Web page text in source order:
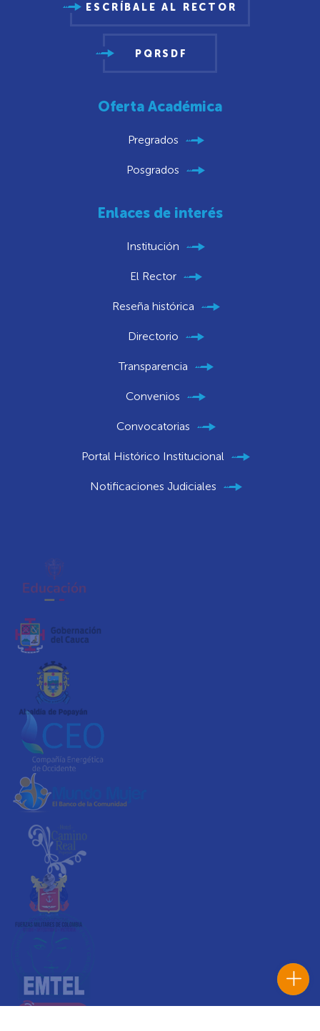
ESCRÍBALE AL RECTOR
PQRSDF
Oferta Académica
Pregrados
Posgrados
Enlaces de interés
Institución
El Rector
Reseña histórica
Directorio
Transparencia
Convenios
Convocatorias
Portal Histórico Institucional
Notificaciones Judiciales